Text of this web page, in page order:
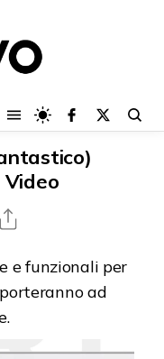
e funzionali per
ad